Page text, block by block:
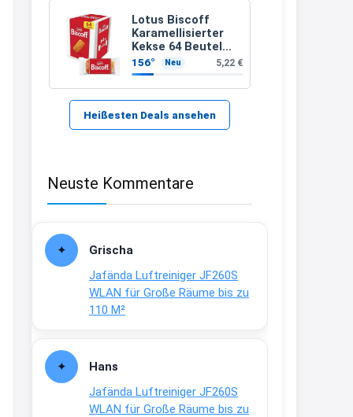
Lotus Biscoff
Karamellisierter
Kekse 64 Beutel
(992g)
156° Neu 5,22 €
Heißesten Deals ansehen
Neuste Kommentare
Grischa
Jafända Luftreiniger JF260S
WLAN für Große Räume bis zu
110 M²
Hans
Jafända Luftreiniger JF260S
WLAN für Große Räume bis zu
↩
Kerstin
Bei EDEKA
↩
29.07www.haribo.com/de-
↩
Joachim
Ab diesem Jahr gibt es keine
Fielmann-Blinkis mehr / wurde
www.fielmann-
group.com/blinkis...